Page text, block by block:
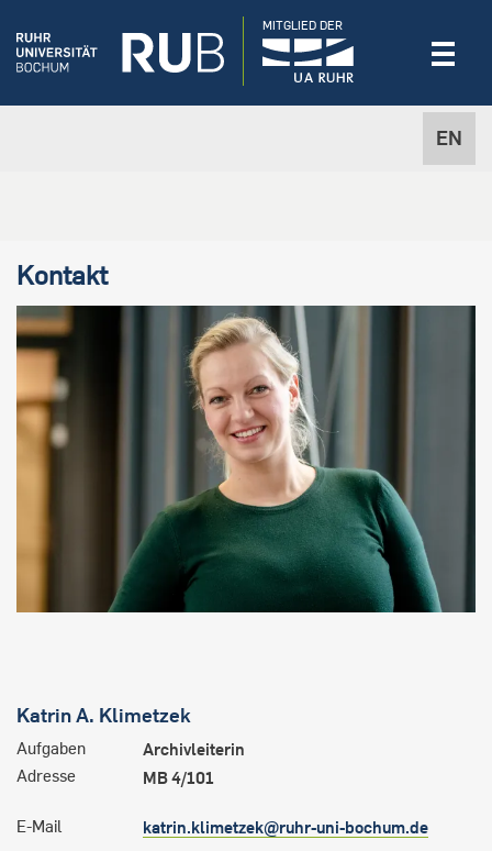
EN
MITGLIED DER
Kontakt
Katrin A. Klimetzek
Aufgaben
Archivleiterin
Adresse
MB 4/101
E-Mail katrin.klimetzek@ruhr-uni-bochum.de